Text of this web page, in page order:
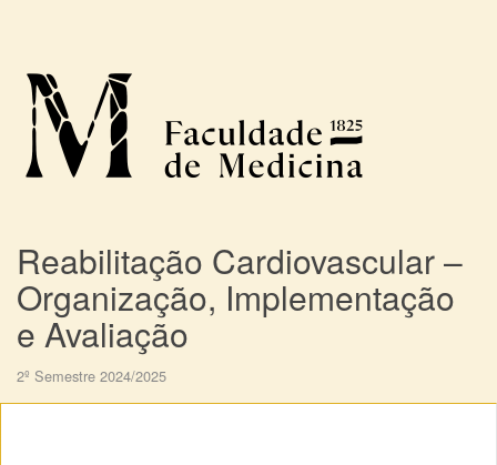
Reabilitação Cardiovascular –
Organização, Implementação
e Avaliação
2º Semestre 2024/2025